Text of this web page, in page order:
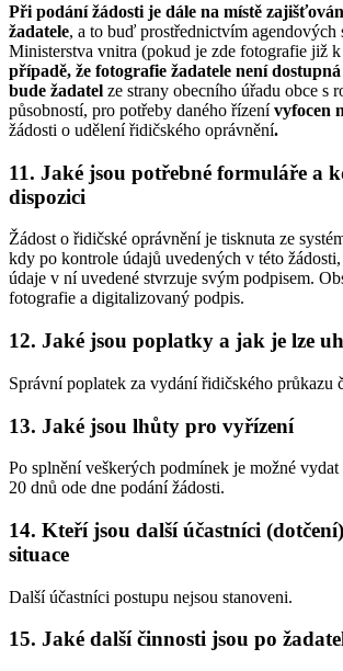
Při podání žádosti je dále na místě
žadatele, a to buď prostřednictvím agendových
Ministerstva vnitra (pokud je zde fotografie již
případě, že fotografie žadatele není dostupná
bude žadatel ze strany obecního úřadu obce s
působností, pro potřeby daného řízenívyfocen
žádosti o udělení řidičského oprávnění.
11. Jaké jsou potřebné formuláře a
dispozici
Žádost o řidičské oprávnění je tisknuta ze
kdy po kontrole údajů uvedených v této žádosti,
údaje v ní uvedené stvrzuje svým podpisem.
fotografie a digitalizovaný podpis.
12. Jaké jsou poplatky a jak je lze
Správní poplatek za vydání řidičského průkazu
13. Jaké jsou lhůty pro vyřízení
Po splnění veškerých podmínek je možné
20 dnů ode dne podání žádosti.
14. Kteří jsou další účastníci
situace
Další účastníci postupu nejsou stanoveni.
15. Jaké další činnosti jsou po